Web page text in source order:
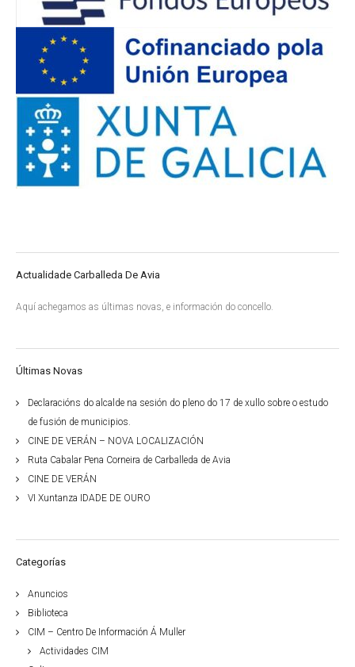
Actualidade Carballeda De Avia
Aquí achegamos as últimas novas, e información do concello.
Últimas Novas
Declaracións do alcalde na sesión do pleno do 17 de xullo sobre o estudo
de fusión de municipios.
CINE DE VERÁN – NOVA LOCALIZACIÓN
Ruta Cabalar Pena Corneira de Carballeda de Avia
CINE DE VERÁN
VI Xuntanza IDADE DE OURO
Categorías
Anuncios
Biblioteca
CIM – Centro De Información Á Muller
Actividades CIM